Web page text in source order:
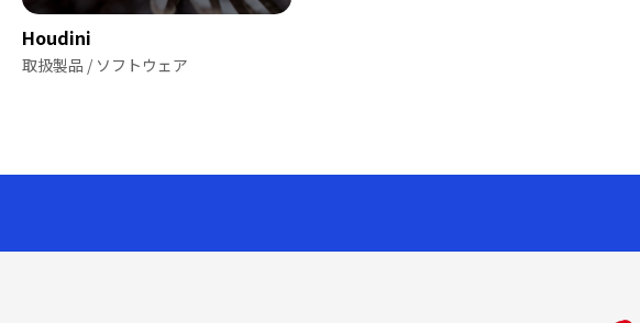
Houdini
取扱製品 / ソフトウェア